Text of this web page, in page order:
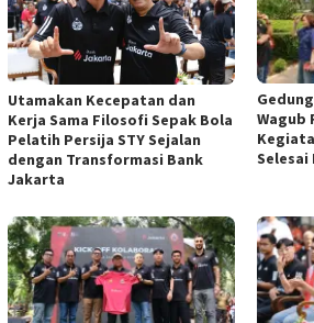
Utamakan Kecepatan dan
Kerja Sama Filosofi Sepak Bola
Pelatih Persija STY Sejalan
dengan Transformasi Bank
Jakarta
Wagub
Selesai